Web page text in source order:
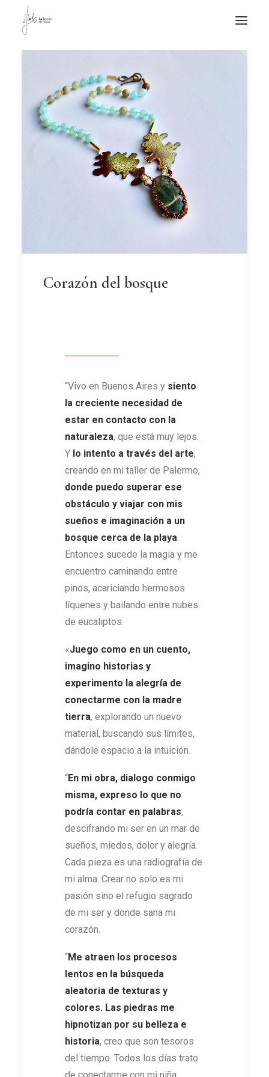
NOVEDADES
DE VISITA
APUNTES
Corazón del bosque
“Vivo en Buenos Aires y siento
la creciente necesidad de
estar en contacto con la
naturaleza, que está muy lejos.
Y lo intento a través del arte,
creando en mi taller de Palermo,
donde puedo superar ese
obstáculo y viajar con mis
sueños e imaginación a un
bosque cerca de la playa.
Entonces sucede la magia y me
encuentro caminando entre
pinos, acariciando hermosos
líquenes y bailando entre nubes
de eucaliptos.
«Juego como en un cuento,
imagino historias y
experimento la alegría de
conectarme con la madre
tierra, explorando un nuevo
material, buscando sus límites,
dándole espacio a la intuición.
“En mi obra, dialogo conmigo
misma, expreso lo que no
podría contar en palabras,
descifrando mi ser en un mar de
sueños, miedos, dolor y alegría.
Cada pieza es una radiografía de
mi alma. Crear no solo es mi
pasión sino el refugio sagrado
de mi ser y donde sana mi
corazón.
“Me atraen los procesos
lentos en la búsqueda
aleatoria de texturas y
colores. Las piedras me
hipnotizan por su belleza e
historia, creo que son tesoros
del tiempo. Todos los días trato